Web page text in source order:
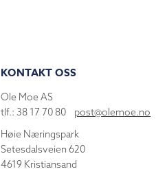
KONTAKT OSS
Ole Moe AS
tlf.: 38 17 70 80 post@olemoe.no
Høie Næringspark
Setesdalsveien 620
4619 Kristiansand